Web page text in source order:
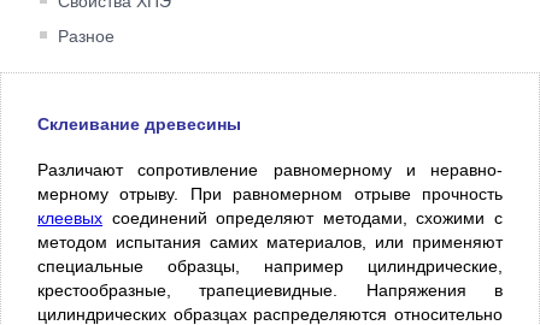
Разное
Склеивание древесины
Различают сопротивление равномерному и неравно­
мерному отрыву. При равномерном отрыве прочность
клеевых соединений определяют методами, схожими с
методом испытания самих матери­алов, или применяют
спе­циальные образцы, например цилиндрические,
крестообразные, трапециевидные. Напряжения в
цилиндрических образцах распре­деляются относительно